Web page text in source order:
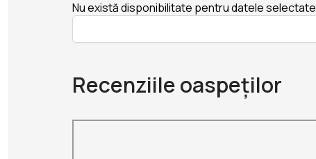
Nu există disponibilitate pentru datele selectate
Recenziile oaspeților